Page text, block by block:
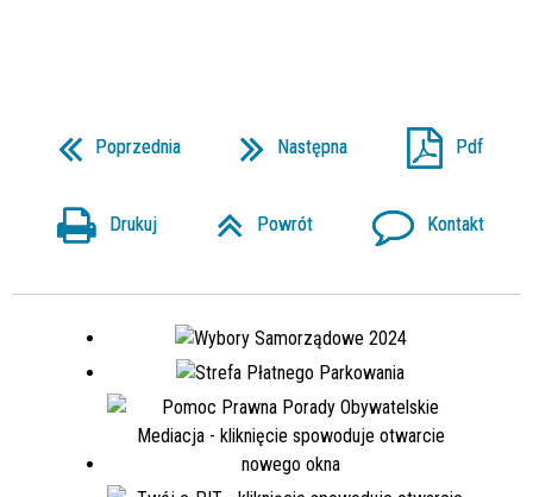
Poprzednia Następna Pdf
Drukuj Powrót Kontakt